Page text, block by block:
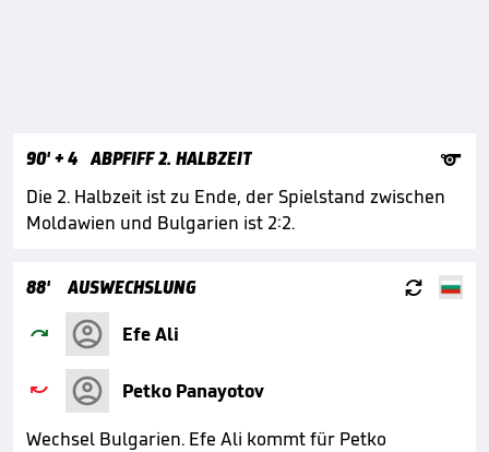
90'+ 4 ABPFIFF 2. HALBZEIT

Die 2. Halbzeit ist zu Ende, der Spielstand zwischen
Moldawien und Bulgarien ist 2:2.
88' AUSWECHSLUNG 
 Efe Ali

Petko Panayotov
Wechsel Bulgarien. Efe Ali kommt für Petko